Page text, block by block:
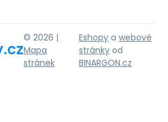
© 2026 |
Mapa
stránek
Eshopy a webové
stránky od
BINARGON.cz